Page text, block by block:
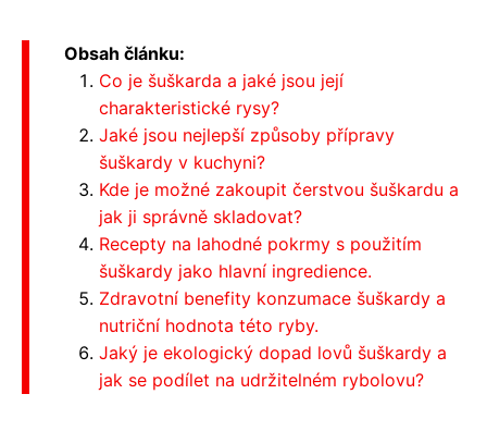
Obsah článku:
Co je šuškarda a jaké jsou její
charakteristické rysy?
Jaké jsou nejlepší způsoby přípravy
šuškardy v kuchyni?
Kde je možné zakoupit čerstvou šuškardu a
jak ji správně skladovat?
Recepty na lahodné pokrmy s použitím
šuškardy jako hlavní ingredience.
Zdravotní benefity konzumace šuškardy a
nutriční hodnota této ryby.
Jaký je ekologický dopad lovů šuškardy a
jak se podílet na udržitelném rybolovu?